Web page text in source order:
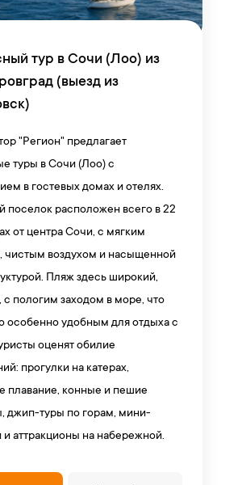
тур в Сочи (Лоо) из
(выезд из
"Регион" предлагает
туры в Сочи (Лоо) с
в гостевых домах и отелях.
поселок расположен всего в 22
от центра Сочи, с мягким
чистым воздухом и насыщенной
Пляж здесь широкий,
с пологим заходом в море, что
особенно удобным для отдыха с
оценят обилие
прогулки на катерах,
плавание, конные и пешие
джип-туры по горам, мини-
и аттракционы на набережной.